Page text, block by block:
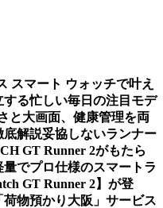
スマート ウォッチで叶え
る忙しい毎日の注目モデ
と大画面、健康管理を両
底解説妥協しないランナー
GT Runner 2がもたら
でプロ仕様のスマートラ
GT Runner 2】が登
物預かり大阪」サービス